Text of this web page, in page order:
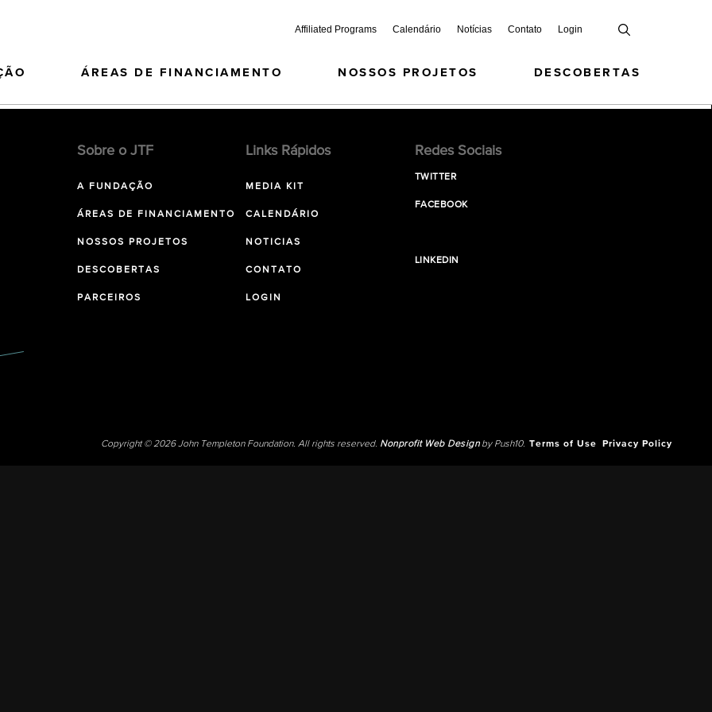
Affiliated Programs Calendário Notícias Contato Login
ÁREAS DE FINANCIAMENTO NOSSOS PROJETOS DESCOBERTAS
Sobre o JTF
A FUNDAÇÃO
ÁREAS DE FINANCIAMENTO
NOSSOS PROJETOS
DESCOBERTAS
PARCEIROS
Links Rápidos
MEDIA KIT
CALENDÁRIO
NOTICIAS
CONTATO
LOGIN
Redes Sociais
TWITTER
FACEBOOK
LINKEDIN
Copyright © 2026 John Templeton Foundation. All rights reserved. Nonprofit Web Designby Push10. Terms of Use Privacy Policy